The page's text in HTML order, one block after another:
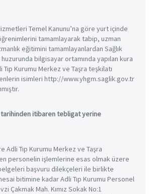
Temel Kanunu’na göre yurt içinde
tamamlayarak tabip, uzman
eğitimini tamamlayanlardan Sağlık
huzurunda bilgisayar ortamında yapılan kura
Kurumu Merkez ve Taşra teşkilatı
isimleri http://www.yhgm.saglik.gov.tr
tarihinden itibaren tebligat yerine
Adli Tıp Kurumu Merkez ve Taşra
personelin işlemlerine esas olmak üzere
başvuru dilekçeleri ile birlikte
bitimine kadar Adli Tıp Kurumu Personel
Çakmak Mah. Kımız Sokak No:1